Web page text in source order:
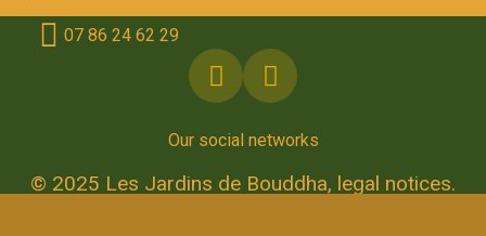
Our social networks
07 86 24 62 29
© 2025 Les Jardins de Bouddha, legal notices.